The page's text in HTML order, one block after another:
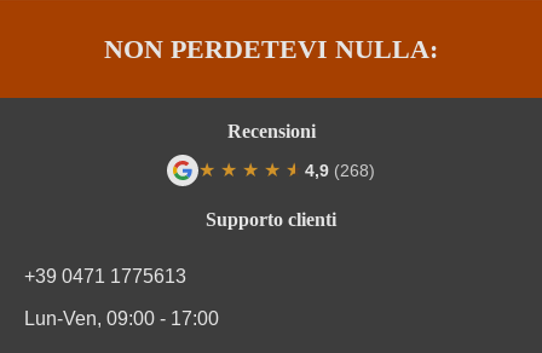
NON PERDETEVI NULLA:
Supporto clienti
+39 0471 1775613
Lun-Ven, 09:00 - 17:00
Recensioni
★ ★ ★ ★ ★
★ 4,9 (268)